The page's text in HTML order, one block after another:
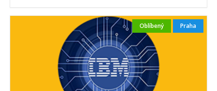
Oblíbený Praha